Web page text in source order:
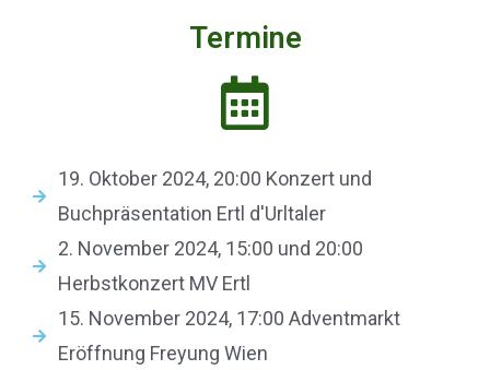
Termine
19. Oktober 2024, 20:00 Konzert und
Buchpräsentation Ertl d'Urltaler
2. November 2024, 15:00 und 20:00
Herbstkonzert MV Ertl
15. November 2024, 17:00 Adventmarkt
Eröffnung Freyung Wien